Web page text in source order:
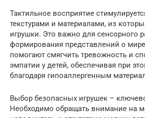
Тактильное восприятие
текстурами и материалами, из
игрушки. Это важно для сенсорного
формирования представлений о
помогают смягчить тревожность и
эмпатии у детей, обеспечивая при
благодаря гипоаллергенным
Выбор безопасных игрушек –
Необходимо обращать внимание на